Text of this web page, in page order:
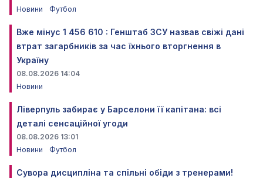
Новини
Футбол
Вже мінус 1 456 610 : Генштаб ЗСУ назвав свіжі дані
втрат загарбників за час їхнього вторгнення в
Україну
08.08.2026 14:04
Новини
Ліверпуль забирає у Барселони її капітана: всі
деталі сенсаційної угоди
08.08.2026 13:01
Новини
Футбол
Сувора дисципліна та спільні обіди з тренерами!